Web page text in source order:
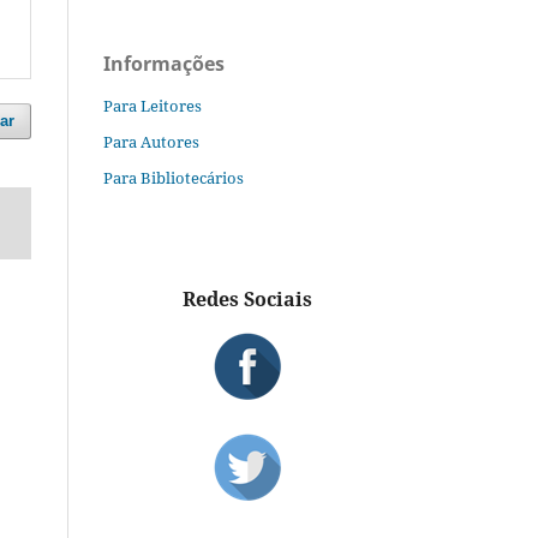
Informações
Para Leitores
Para Autores
Para Bibliotecários
Redes Sociais